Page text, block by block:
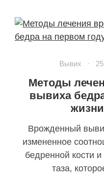
Вывих ·
Методы
вывиха
Врожденный
измененное
бедренной кости
таза,